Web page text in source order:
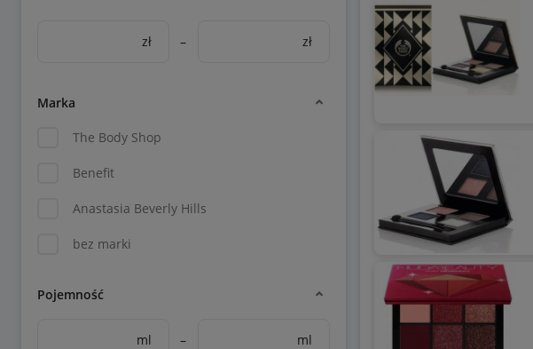
zł – zł
Marka
The Body Shop
Benefit
Anastasia Beverly Hills
bez marki
Pojemność
ml – ml